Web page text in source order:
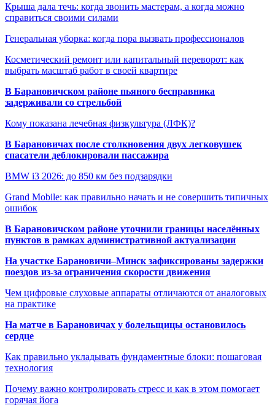
Крыша дала течь: когда звонить мастерам, а когда можно
справиться своими силами
Генеральная уборка: когда пора вызвать профессионалов
Косметический ремонт или капитальный переворот: как
выбрать масштаб работ в своей квартире
В Барановичском районе пьяного бесправника
задерживали со стрельбой
Кому показана лечебная физкультура (ЛФК)?
В Барановичах после столкновения двух легковушек
спасатели деблокировали пассажира
BMW i3 2026: до 850 км без подзарядки
Grand Mobile: как правильно начать и не совершить типичных
ошибок
В Барановичском районе уточнили границы населённых
пунктов в рамках административной актуализации
На участке Барановичи–Минск зафиксированы задержки
поездов из-за ограничения скорости движения
Чем цифровые слуховые аппараты отличаются от аналоговых
на практике
На матче в Барановичах у болельщицы остановилось
сердце
Как правильно укладывать фундаментные блоки: пошаговая
технология
Почему важно контролировать стресс и как в этом помогает
горячая йога